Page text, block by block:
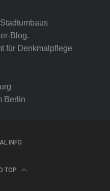
Blog.
für Denkmalpflege
Berlin
TOP